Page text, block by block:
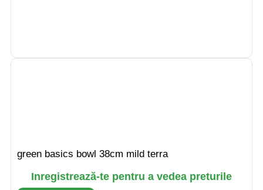
green basics bowl 38cm mild terra
Inregistrează-te pentru a vedea preturile